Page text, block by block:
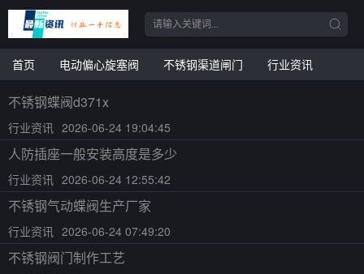
首页 电动偏心旋塞阀 不锈钢渠道闸门 行业资讯
不锈钢蝶阀d371x
行业资讯 2026-06-24 19:04:45
人防插座一般安装高度是多少
行业资讯 2026-06-24 12:55:42
不锈钢气动蝶阀生产厂家
行业资讯 2026-06-24 07:49:20
不锈钢阀门制作工艺